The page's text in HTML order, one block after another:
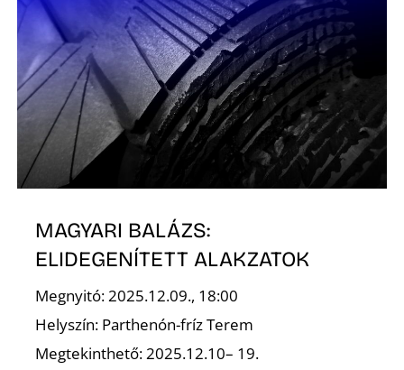
MAGYARI BALÁZS:
ELIDEGENÍTETT ALAKZATOK
Megnyitó: 2025.12.09., 18:00
Helyszín: Parthenón-fríz Terem
Megtekinthető: 2025.12.10– 19.